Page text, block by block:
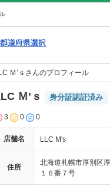
Ｍ’ｓさんのプロフィール
Ｍ’ｓ 身分証認証済み
3 0 0
店舗名 LLC M's
住所
北海道札幌市厚別区
１６番７号